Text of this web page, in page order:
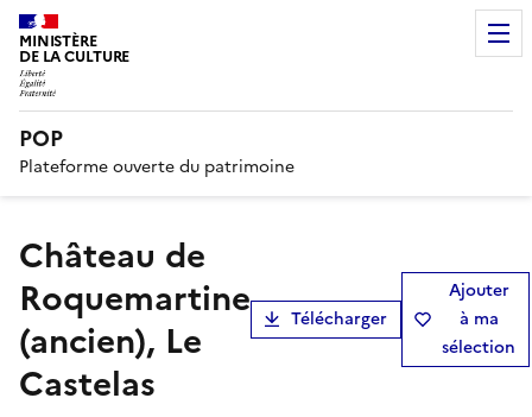
MINISTÈRE
DE LA CULTURE
POP
Plateforme ouverte du patrimoine
château de
Roquemartine
(ancien), Le
Castelas
Télécharger
Ajouter
à ma
sélection